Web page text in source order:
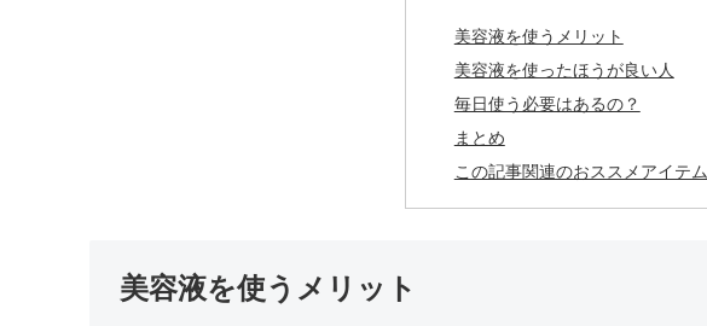
美容液を使うメリット
美容液を使ったほうが良い人
毎日使う必要はあるの？
まとめ
この記事関連のおススメアイテム
美容液を使うメリット